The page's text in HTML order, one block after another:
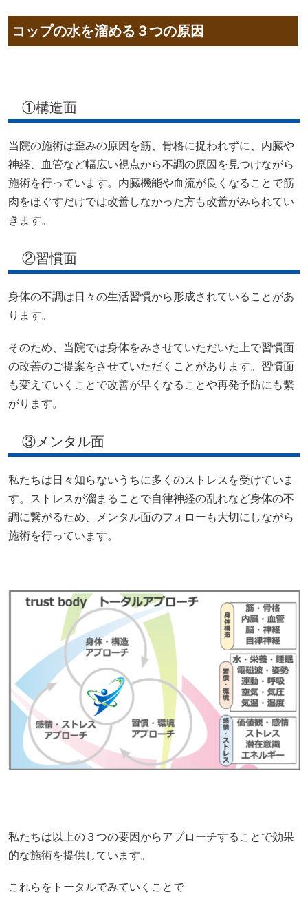
コップの水を溜める３つの原因
①構造面
当院の施術は歪みの原因を筋、骨格に捉われずに、内臓や
神経、血管など幅広い視点から不調の原因を見つけながら
施術を行っています。内臓機能や血流が良くなることで筋
肉をほぐすだけでは改善しなかった方も改善がみられてい
きます。
②習慣面
身体の不調は日々の生活習慣から形成されていることがあ
ります。
そのため、当院では身体をみさせていただいた上で習慣面
の改善のご提案をさせていただくことがあります。習慣面
も変えていくことで改善が早くなることや再発予防にも繫
がります。
③メンタル面
私たちは日々知らないうちに多くのストレスを受けていま
す。ストレスが溜まることで自律神経の乱れなど身体の不
調に繋がるため、メンタル面のフォローも大切にしながら
施術を行っています。
私たちは以上の３つの要因からアプローチすることで効果
的な施術を提供しています。
これらをトータルでみていくことで